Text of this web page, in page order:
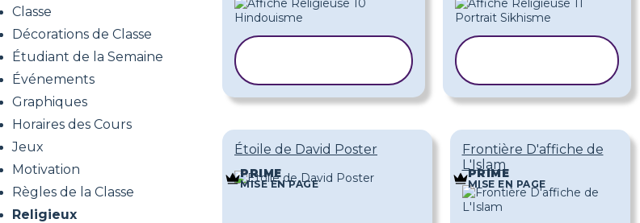
Classe
Décorations de Classe
Étudiant de la Semaine
Événements
Graphiques
Horaires des Cours
Jeux
Motivation
Règles de la Classe
Religieux
Étoile de David Poster
PRIME
MISE EN PAGE
Frontière D'affiche de
L'Islam
PRIME
MISE EN PAGE